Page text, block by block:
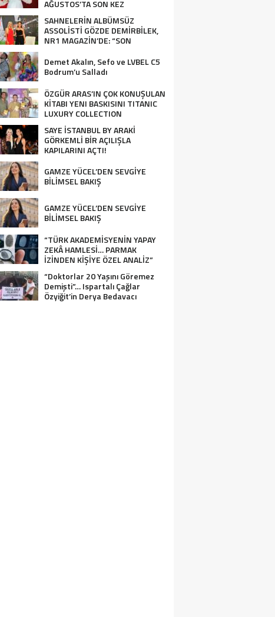
AĞUSTOS’TA SON KEZ
HARBİYE’DE OLACAK!
SAHNELERİN ALBÜMSÜZ
ASSOLİSTİ GÖZDE DEMİRBİLEK,
NR1 MAGAZİN’DE: “SON
OLACAĞIM!”
Demet Akalın, Sefo ve LVBEL C5
Bodrum’u Salladı
ÖZGÜR ARAS’IN ÇOK KONUŞULAN
KİTABI YENI BASKISINI TITANIC
LUXURY COLLECTION
BODRUM’DA KUTLADI
SAYE İSTANBUL BY ARAKİ
GÖRKEMLİ BİR AÇILIŞLA
KAPILARINI AÇTI!
GAMZE YÜCEL’DEN SEVGİYE
BİLİMSEL BAKIŞ
GAMZE YÜCEL’DEN SEVGİYE
BİLİMSEL BAKIŞ
“TÜRK AKADEMİSYENİN YAPAY
ZEKÂ HAMLESİ… PARMAK
İZİNDEN KİŞİYE ÖZEL ANALİZ”
“Doktorlar 20 Yaşını Göremez
Demişti”… Ispartalı Çağlar
Özyiğit’in Derya Bedavacı